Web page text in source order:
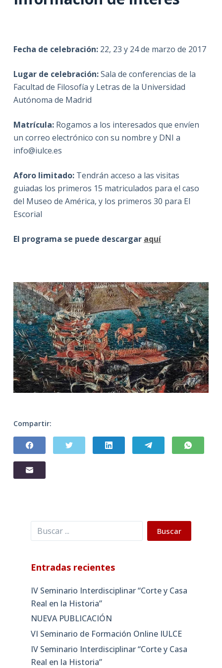
Fecha de celebración:22, 23 y 24 de marzo de 2017
Lugar de celebración:Sala de conferencias de la
Facultad de Filosofía y Letras de la Universidad
Autónoma de Madrid
Matrícula: Rogamos a los interesados que envíen
un correo electrónico con su nombre y DNI a
info@iulce.es
Aforo limitado: Tendrán acceso a las visitas
guiadas los primeros 15 matriculados para el caso
del Museo de América, y los primeros 30 para El
Escorial
El programa se puede descargar aquí
Compartir:
Buscar Buscar
Entradas recientes
IV Seminario Interdisciplinar “Corte y Casa
Real en la Historia”
NUEVA PUBLICACIÓN
VI Seminario de Formación Online IULCE
IV Seminario Interdisciplinar “Corte y Casa
Real en la Historia”